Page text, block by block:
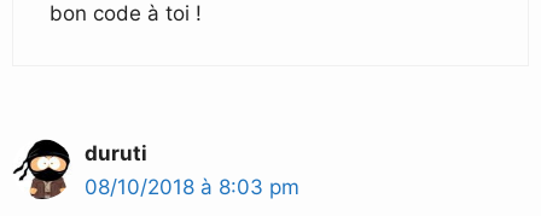
bon code à toi !
duruti
08/10/2018 à 8:03 pm